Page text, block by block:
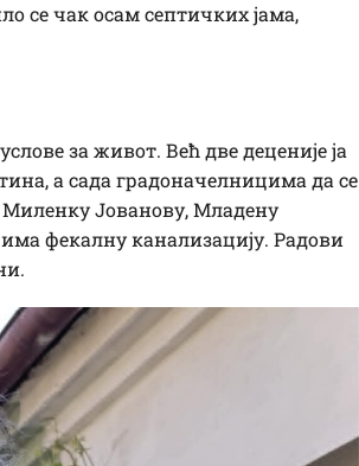
се чак осам септичких јама,
за живот. Већ две деценије ја
а сада градоначелницима да се
Јованову, Младену
фекалну канализацију. Радови